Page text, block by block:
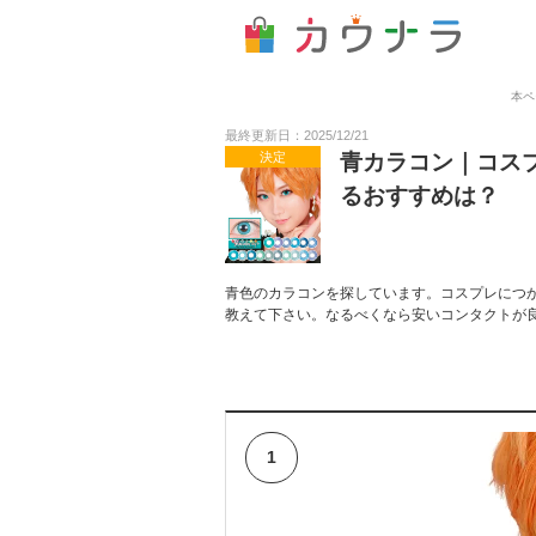
本
最終更新日：2025/12/21
決定
青カラコン｜コス
るおすすめは？
青色のカラコンを探しています。コスプレに
教えて下さい。なるべくなら安いコンタクト
1